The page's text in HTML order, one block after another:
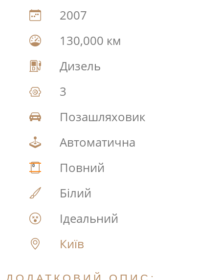
2007
130,000 км
Дизель
3
Позашляховик
Автоматична
Повний
Білий
Ідеальний
Київ